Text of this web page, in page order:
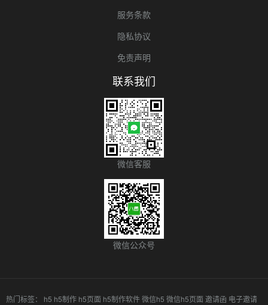
服务条款
隐私协议
免责声明
联系我们
微信客服
微信公众号
热门标签： h5 h5制作 h5页面 h5制作软件微信h5 微信h5页面邀请函 电子邀请